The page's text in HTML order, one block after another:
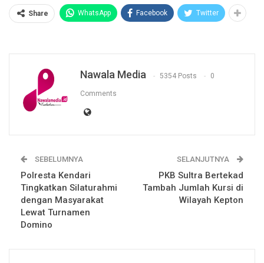
Share WhatsApp Facebook Twitter
Nawala Media 5354 Posts 0
Comments
SEBELUMNYA
Polresta Kendari
Tingkatkan Silaturahmi
dengan Masyarakat
Lewat Turnamen
Domino
SELANJUTNYA
PKB Sultra Bertekad
Tambah Jumlah Kursi di
Wilayah Kepton